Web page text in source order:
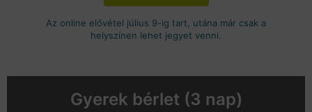
Az online elővétel július 9-ig tart, utána már csak a
helyszínen lehet jegyet venni.
Gyerek bérlet (3 nap)